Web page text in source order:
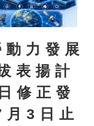
動力發展
表揚計
修正發
3日止